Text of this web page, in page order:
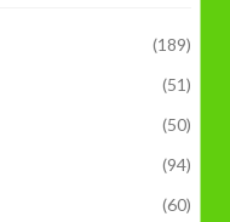
(189)
(51)
(50)
(94)
(60)